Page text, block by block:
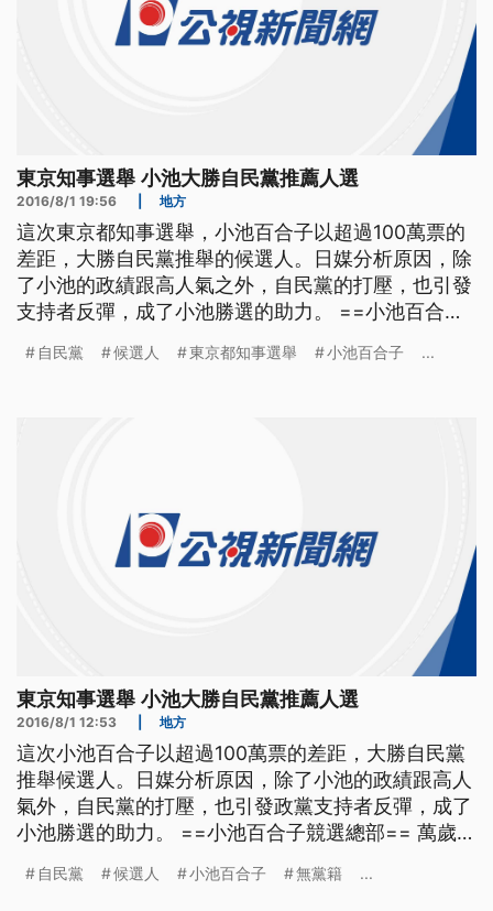
東京知事選舉 小池大勝自民黨推薦人選
2016/8/1 19:56 地方
這次東京都知事選舉，小池百合子以超過100萬票的
差距，大勝自民黨推舉的候選人。日媒分析原因，除
了小池的政績跟高人氣之外，自民黨的打壓，也引發
支持者反彈，成了小池勝選的助力。 ==小池百合子
性候選人勝出，準備獨挑大樑處理東京政務。選戰初
自民黨 候選人 東京都知事選舉 小池百合子 ...
東京知事選舉 小池大勝自民黨推薦人選
2016/8/1 12:53 地方
這次小池百合子以超過100萬票的差距，大勝自民黨
推舉候選人。日媒分析原因，除了小池的政績跟高人
氣外，自民黨的打壓，也引發政黨支持者反彈，成了
小池勝選的助力。 ==小池百合子競選總部== 萬歲
備獨挑大樑處理東京政務。選戰初期就跳出來，宣誓
自民黨 候選人 小池百合子 無黨籍 ...